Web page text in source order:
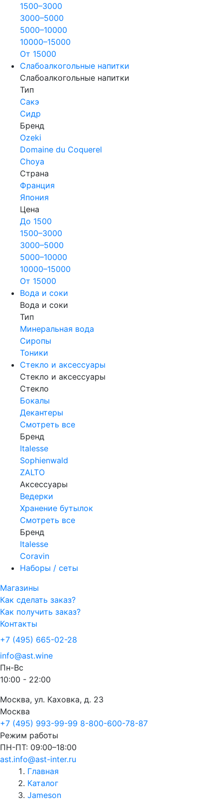
1500–3000
3000–5000
5000–10000
10000–15000
От 15000
Слабоалкогольные напитки
Слабоалкогольные напитки
Тип
Сакэ
Сидр
Бренд
Ozeki
Domaine du Coquerel
Choya
Страна
Франция
Япония
Цена
До 1500
1500–3000
3000–5000
5000–10000
10000–15000
От 15000
Вода и соки
Вода и соки
Тип
Минеральная вода
Сиропы
Тоники
Стекло и аксессуары
Стекло и аксессуары
Стекло
Бокалы
Декантеры
Смотреть все
Бренд
Italesse
Sophienwald
ZALTO
Аксессуары
Ведерки
Хранение бутылок
Смотреть все
Бренд
Italesse
Coravin
Наборы / сеты
Магазины
Как сделать заказ?
Как получить заказ?
Контакты
+7 (495) 665-02-28
info@ast.wine
Пн-Вс
10:00 - 22:00
Москва, ул. Каховка, д. 23
Москва
+7 (495) 993-99-99 8-800-600-78-87
Режим работы
ПН-ПТ: 09:00–18:00
ast.info@ast-inter.ru
Главная
Каталог
Jameson